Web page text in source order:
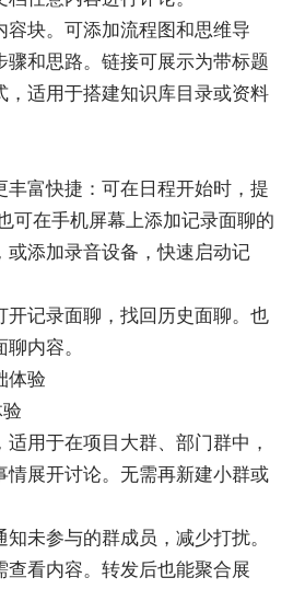
义审批模板，管理更方便。
能显示表单内容，流程更高效。
，企业可以向外部微信用户
员工收付款或发送红包。
群聊，设置群内禁言，发布
人群聊。
报、月报汇报工作进展，管理
查看。
块。可添加流程图和思维导
骤和思路。链接可展示为带标题
，适用于搭建知识库目录或资料
富快捷：可在日程开始时，提
可在手机屏幕上添加记录面聊的
或添加录音设备，快速启动记
记录面聊，找回历史面聊。也
内容。
验
用于在项目大群、部门群中，
情展开讨论。无需再新建小群或
参与的群成员，减少打扰。
查看内容。转发后也能聚合展